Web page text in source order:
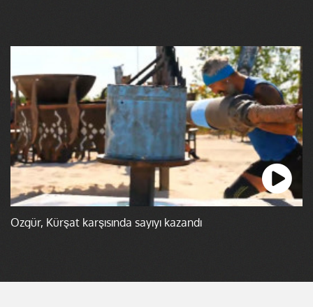
Özgür, Kürşat karşısında sayıyı kazandı